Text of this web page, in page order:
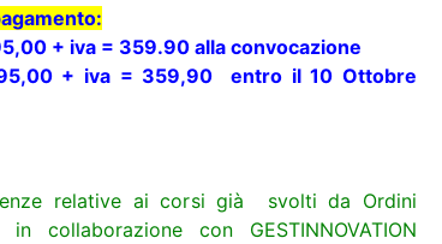
+ iva = 359.90 alla convocazione
+ iva = 359,90 entro il 10 Ottobre
relative ai corsi già svolti da Ordini
in collaborazione con GESTINNOVATION